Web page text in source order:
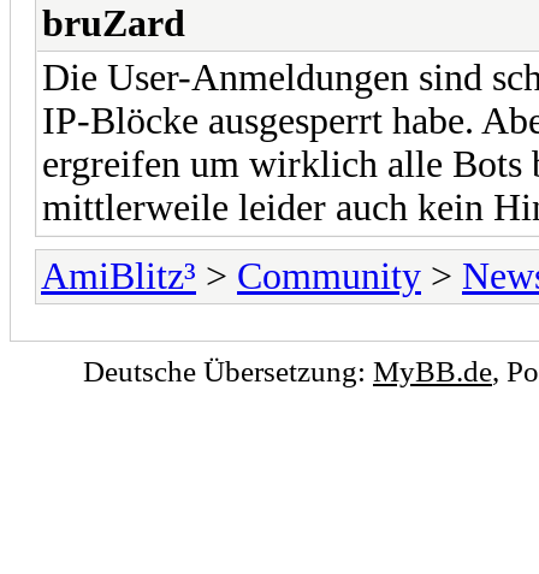
bruZard
Die User-Anmeldungen sind
IP-Blöcke ausgesperrt habe.
ergreifen um wirklich alle Bots
mittlerweile leider auch kein
AmiBlitz³ > Community >
Deutsche Übersetzung: MyBB.de,